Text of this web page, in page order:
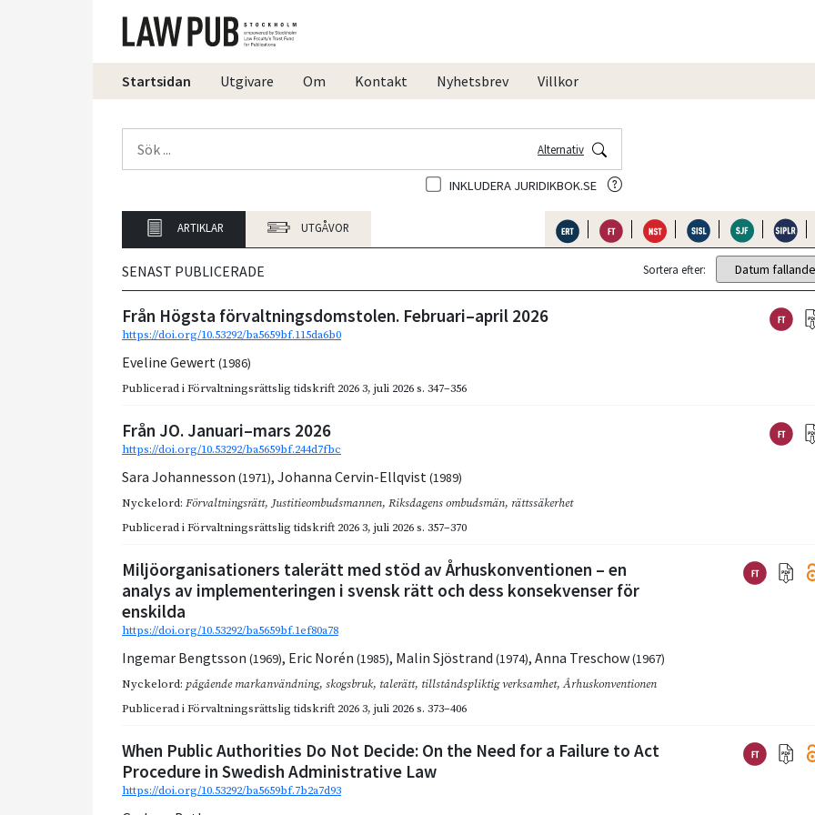
Startsidan Utgivare Om Kontakt Nyhetsbrev Villkor
Alternativ
INKLUDERA JURIDIKBOK.SE
ARTIKLAR UTGÅVOR
SENAST PUBLICERADE Sortera efter:
Från Högsta förvaltningsdomstolen. Februari–april 2026
https://doi.org/10.53292/ba5659bf.115da6b0
Eveline Gewert (1986)
Publicerad iFörvaltningsrättslig tidskrift 2026 3, juli 2026s. 347–356
Från JO. Januari–mars 2026
https://doi.org/10.53292/ba5659bf.244d7fbc
Sara Johannesson (1971), Johanna Cervin-Ellqvist (1989)
Nyckelord: Förvaltningsrätt, Justitieombudsmannen, Riksdagens ombudsmän, rättssäkerhet
Publicerad iFörvaltningsrättslig tidskrift 2026 3, juli 2026s. 357–370
Miljöorganisationers talerätt med stöd av Århuskonventionen – en
analys av implementeringen i svensk rätt och dess konsekvenser för
enskilda
https://doi.org/10.53292/ba5659bf.1ef80a78
Ingemar Bengtsson (1969), Eric Norén (1985), Malin Sjöstrand (1974), Anna Treschow(1967)
Nyckelord: pågående markanvändning, skogsbruk, talerätt, tillståndspliktig verksamhet,Århuskonventionen
Publicerad iFörvaltningsrättslig tidskrift 2026 3, juli 2026s. 373–406
When Public Authorities Do Not Decide: On the Need for a Failure to Act
Procedure in Swedish Administrative Law
https://doi.org/10.53292/ba5659bf.7b2a7d93